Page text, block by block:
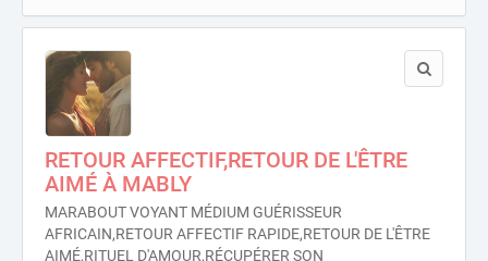
RETOUR AFFECTIF,RETOUR DE L'ÊTRE
AIMÉ À MABLY
MARABOUT VOYANT MÉDIUM GUÉRISSEUR
AFRICAIN,RETOUR AFFECTIF RAPIDE,RETOUR DE L'ÊTRE
AIMÉ,RITUEL D'AMOUR,RÉCUPÉRER SON